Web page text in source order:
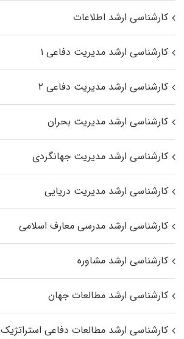
کارشناسی ارشد اطلاعات
کارشناسی ارشد مدیریت دفاعی ۱
کارشناسی ارشد مدیریت دفاعی ۲
کارشناسی ارشد مدیریت بحران
کارشناسی ارشد مدیریت جهانگردی
کارشناسی ارشد مدیریت دریایی
کارشناسی ارشد مدرسی معارف اسلامی
کارشناسی ارشد مشاوره
کارشناسی ارشد مطالعات جهان
کارشناسی ارشد مطالعات دفاعی استراتژیک